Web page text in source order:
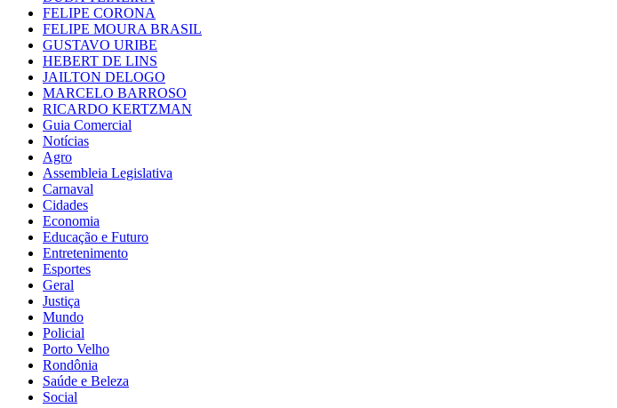
FELIPE CORONA
FELIPE MOURA BRASIL
GUSTAVO URIBE
HEBERT DE LINS
JAILTON DELOGO
MARCELO BARROSO
RICARDO KERTZMAN
Guia Comercial
Notícias
Agro
Assembleia Legislativa
Carnaval
Cidades
Economia
Educação e Futuro
Entretenimento
Esportes
Geral
Justiça
Mundo
Policial
Porto Velho
Rondônia
Saúde e Beleza
Social